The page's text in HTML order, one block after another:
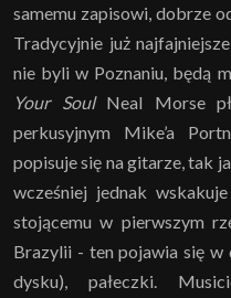
samemu zapisowi, dobrze
Tradycyjnie już
nie byli w Poznaniu, będą
Your SoulNeal Morse
perkusyjnym Mike’a
popisuje się na gitarze, tak
wcześniej jednak
stojącemu w pierwszym
Brazylii - ten pojawia się w
dysku), pałeczki.